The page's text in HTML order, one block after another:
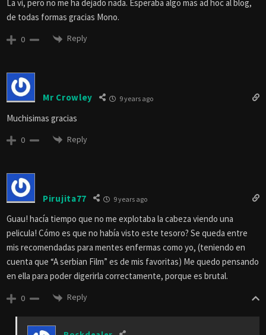
La vi, pero no me ha dejado nada. Esperaba algo mas ad hoc al blog,
de todas formas gracias Mono.
0 Reply
Mr Crowley 9 years ago
Muchisimas gracias
0 Reply
Pirujita77 9 years ago
Guau! hacía tiempo que no me explotaba la cabeza viendo una
pelicula! Cómo es que no había visto este tesoro? Se queda entre
mis recomendadas para mentes enfermas como yo, (teniendo en
cuenta que “A serbian Film” es de mis favoritas) Me quedo pensando
en ella para poder digerirla correctamente, porque es brutal.
0 Reply